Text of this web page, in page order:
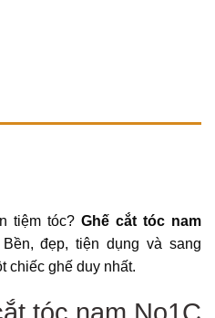
tiệm tóc? Ghế cắt tóc nam
đẹp, tiện dụng và sang
chiếc ghế duy nhất.